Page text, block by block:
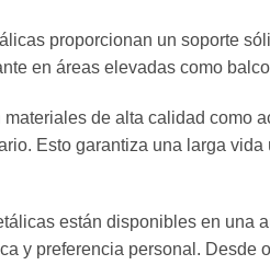
proporcionan un soporte
en áreas elevadas como
de alta calidad como
Esto garantiza una larga
están disponibles en una
y preferencia personal.